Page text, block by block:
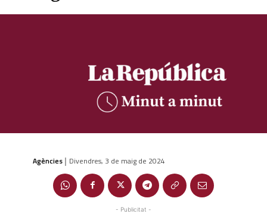
Agències | Divendres, 3 de maig de 2024
- Publicitat -